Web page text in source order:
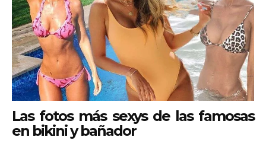
Las fotos más sexys de las famosas
en bikini y bañador